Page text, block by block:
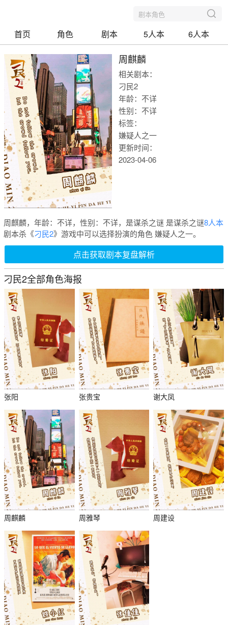
我爱剧本
杀
剧本角色
首页 角色 剧本 5人本 6人本
周麒麟
相关剧本：
刁民2
年龄：不详
性别：不详
标签：
嫌疑人之一
更新时间：
2023-04-06
周麒麟，年龄：不详，性别：不详，是谋杀之谜 是谋杀之谜8人本
剧本杀《刁民2》游戏中可以选择扮演的角色 嫌疑人之一。
点击获取剧本复盘解析
刁民2全部角色海报
张阳 张贵宝 谢大凤
周麒麟 周雅琴 周建设